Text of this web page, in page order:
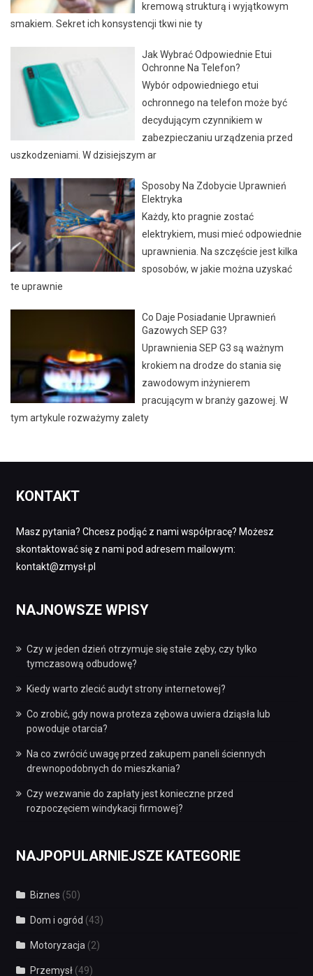
kremową strukturą i wyjątkowym
smakiem. Sekret ich konsystencji tkwi nie ty
Jak Wybrać Odpowiednie Etui
Ochronne Na Telefon?
Wybór odpowiedniego etui
ochronnego na telefon może być
decydującym czynnikiem w
zabezpieczaniu urządzenia przed
uszkodzeniami. W dzisiejszym ar
Sposoby Na Zdobycie Uprawnień
Elektryka
Każdy, kto pragnie zostać
elektrykiem, musi mieć odpowiednie
uprawnienia. Na szczęście jest kilka
sposobów, w jakie można uzyskać
te uprawnie
Co Daje Posiadanie Uprawnień
Gazowych SEP G3?
Uprawnienia SEP G3 są ważnym
krokiem na drodze do stania się
zawodowym inżynierem
pracującym w branży gazowej. W
tym artykule rozważymy zalety
KONTAKT
Masz pytania? Chcesz podjąć z nami współpracę? Możesz
skontaktować się z nami pod adresem mailowym:
kontakt@zmysł.pl
NAJNOWSZE WPISY
Czy w jeden dzień otrzymuje się stałe zęby, czy tylko
tymczasową odbudowę?
Kiedy warto zlecić audyt strony internetowej?
Co zrobić, gdy nowa proteza zębowa uwiera dziąsła lub
powoduje otarcia?
Na co zwrócić uwagę przed zakupem paneli ściennych
drewnopodobnych do mieszkania?
Czy wezwanie do zapłaty jest konieczne przed
rozpoczęciem windykacji firmowej?
NAJPOPULARNIEJSZE KATEGORIE
Biznes (50)
Dom i ogród (43)
Motoryzacja(2)
Przemysł(49)